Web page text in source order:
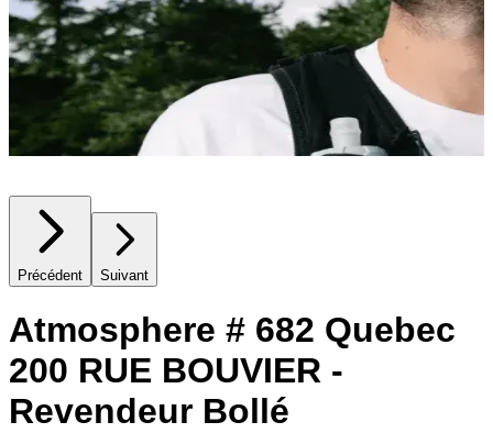
Précédent Suivant
Atmosphere # 682 Quebec
200 RUE BOUVIER -
Revendeur Bollé